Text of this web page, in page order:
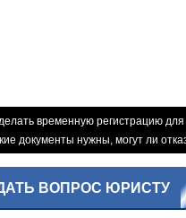
временную регистрацию для
документы нужны, могут ли
ВОПРОС ЮРИСТУ